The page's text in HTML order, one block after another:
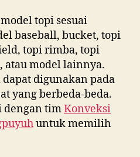
topi sesuai
baseball, bucket, topi
topi rimba, topi
atau model lainnya.
digunakan pada
yang berbeda-beda.
dengan timKonveksi
untuk memilih